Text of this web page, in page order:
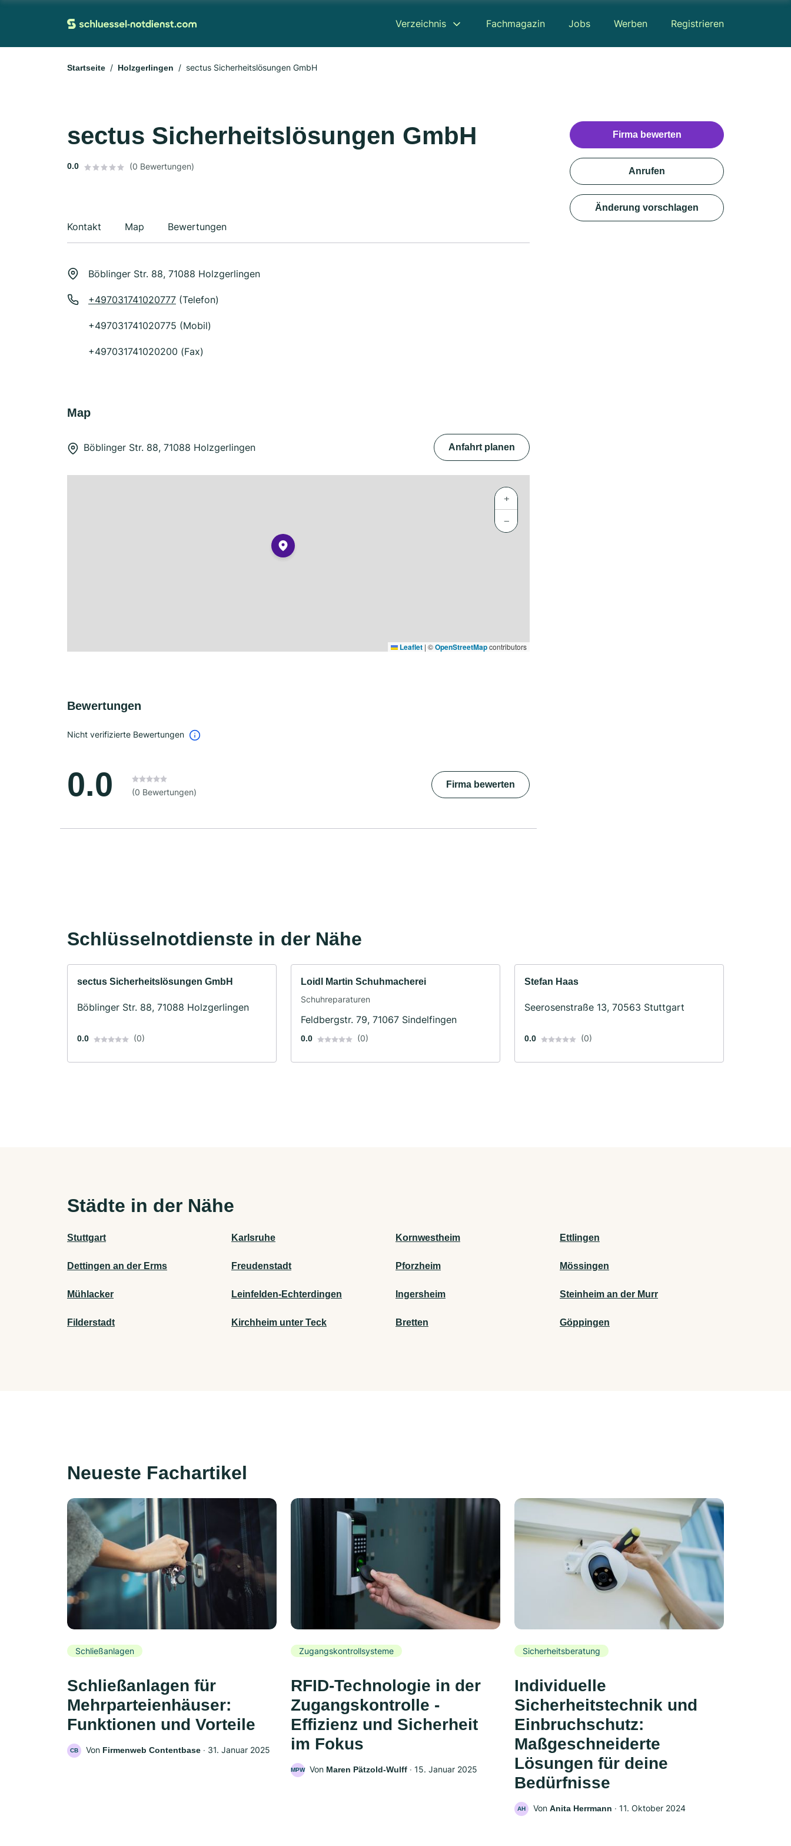
Verzeichnis Fachmagazin Jobs Werben Registrieren
Startseite Holzgerlingen sectus Sicherheitslösungen GmbH
sectus Sicherheitslösungen GmbH
0.0 (0 Bewertungen)
Kontakt Map Bewertungen
Böblinger Str. 88, 71088 Holzgerlingen
+497031741020777 (Telefon)
+497031741020775 (Mobil)
+497031741020200 (Fax)
Map
Böblinger Str. 88, 71088 Holzgerlingen Anfahrt planen
+
−
Leaflet | ©OpenStreetMapcontributors
Bewertungen
Nicht verifizierte Bewertungen
0.0 (0 Bewertungen)
Firma bewerten
Firma bewerten
Anrufen
Änderung vorschlagen
Schlüsselnotdienste in der Nähe
sectus Sicherheitslösungen GmbH
Böblinger Str. 88, 71088 Holzgerlingen
0.0 (0)
Loidl Martin Schuhmacherei
Schuhreparaturen
Feldbergstr. 79, 71067 Sindelfingen
0.0 (0)
Stefan Haas
Seerosenstraße 13, 70563 Stuttgart
0.0 (0)
Städte in der Nähe
Stuttgart Karlsruhe Kornwestheim Ettlingen
Dettingen an der Erms Freudenstadt Pforzheim Mössingen
Mühlacker Leinfelden-Echterdingen Ingersheim Steinheim an der Murr
Filderstadt Kirchheim unter Teck Bretten Göppingen
Neueste Fachartikel
Schließanlagen
Schließanlagen für
Mehrparteienhäuser:
Funktionen und Vorteile
CB Von Firmenweb Contentbase ‧ 31. Januar 2025
Zugangskontrollsysteme
RFID-Technologie in der
Zugangskontrolle -
Effizienz und Sicherheit
im Fokus
MPW Von Maren Pätzold-Wulff ‧ 15. Januar 2025
Sicherheitsberatung
Individuelle
Sicherheitstechnik und
Einbruchschutz:
Maßgeschneiderte
Lösungen für deine
Bedürfnisse
AH Von Anita Herrmann ‧ 11. Oktober 2024